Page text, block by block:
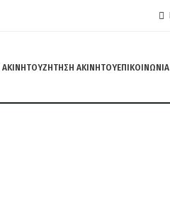
ΖΗΤΗΣΗ ΑΚΙΝΗΤΟΥΕΠΙΚΟΙΝΩΝΙΑ